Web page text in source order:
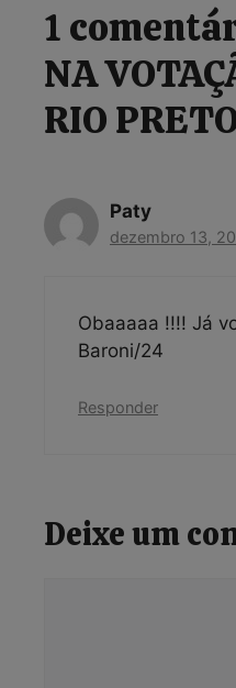
1
NA
RIO
Paty
dezembro 13,
Obaaaaa !!!! Já
Baroni/24
Responder
Deixe um